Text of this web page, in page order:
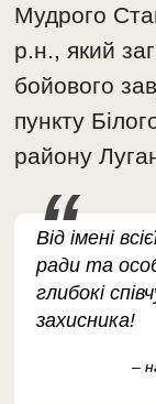
Мудрого
р.н., який
бойового
пункту
району
Від імені
ради та
глибокі
захисника!
–